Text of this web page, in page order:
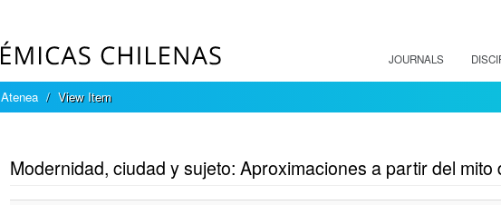
JOURNALS
Atenea View Item
Modernidad, ciudad y sujeto: Aproximaciones a partir del mito